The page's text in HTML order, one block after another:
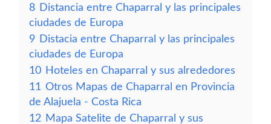
8 Distancia entre Chaparral y las principales
ciudades de Europa
9 Distacia entre Chaparral y las principales
ciudades de Europa
10 Hoteles en Chaparral y sus alrededores
11 Otros Mapas de Chaparral en Provincia
de Alajuela - Costa Rica
12 Mapa Satelite de Chaparral y sus